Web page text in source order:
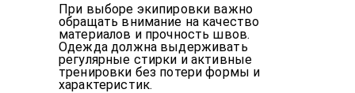
При выборе экипировки важно
обращать внимание на качество
материалов и прочность швов.
Одежда должна выдерживать
регулярные стирки и активные
тренировки без потери формы и
характеристик.